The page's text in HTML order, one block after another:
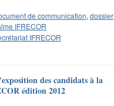
de communication, dossier
IFRECOR
IFRECOR
des candidats à la
édition 2012